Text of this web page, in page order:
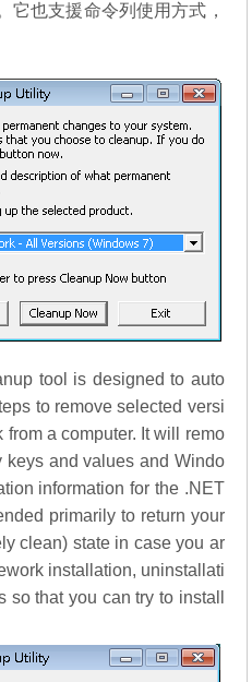
它也支援命令列使用方式，
tool is designed to auto
to remove selected versi
a computer. It will remo
keys and values and Windo
information for the .NET
primarily to return your
clean) state in case you ar
installation, uninstallati
that you can try to install